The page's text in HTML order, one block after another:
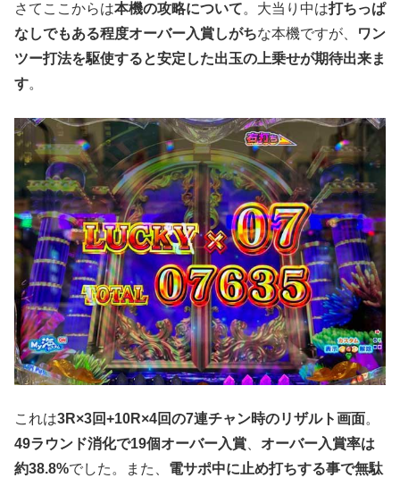
さてここからは本機の攻略について。大当り中は打ちっぱ
なしでもある程度オーバー入賞しがちな本機ですが、
ワン
ツー打法を駆使すると安定した出玉の上乗せが期待出来ま
す。
これは3R×3回+10R×4回の7連チャン時のリザルト画面。
49ラウンド消化で19個オーバー入賞
オーバー入賞率は
約38.8%でした。また、 電サポ中に止め打ちする事で無駄